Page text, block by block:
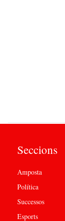
Seccions
Amposta
Política
Successos
Esports